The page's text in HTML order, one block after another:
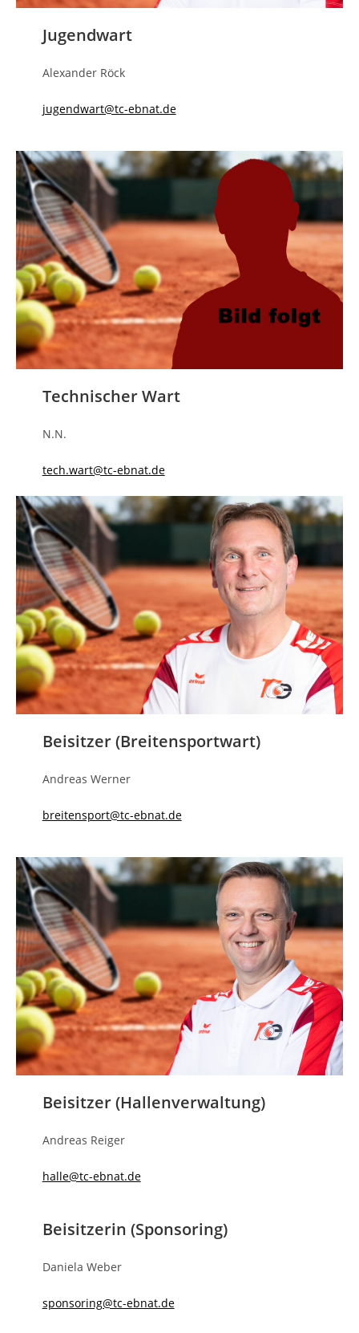
Jugendwart
Alexander Röck
jugendwart@tc-ebnat.de
Technischer Wart
N.N.
tech.wart@tc-ebnat.de
Beisitzer (Breitensportwart)
Andreas Werner
breitensport@tc-ebnat.de
Beisitzer (Hallenverwaltung)
Andreas Reiger
halle@tc-ebnat.de
Beisitzerin (Sponsoring)
Daniela Weber
sponsoring@tc-ebnat.de